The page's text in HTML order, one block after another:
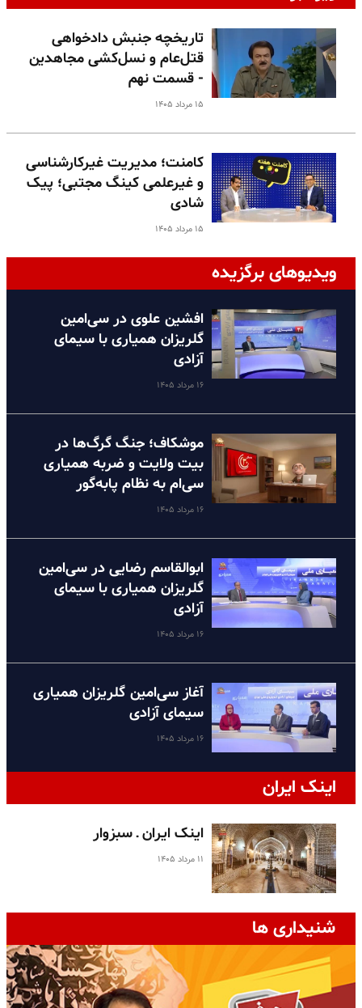
تاریخچه جنبش دادخواهی
قتل‌عام و نسل‌کشی مجاهدین
- قسمت نهم
۱۵ مرداد ۱۴۰۵
کامنت؛ مدیریت غیرکارشناسی
و غیرعلمی کینگ مجتبی؛ پیک
شادی
۱۵ مرداد ۱۴۰۵
ویدیوهای برگزیده
افشین علوی در سی‌امین
گلریزان همیاری با سیمای
آزادی
۱۶ مرداد ۱۴۰۵
موشکاف؛ جنگ گرگ‌ها در
بیت ولایت و ضربه همیاری
سی‌ام به نظام پا‌به‌گور
۱۶ مرداد ۱۴۰۵
ابوالقاسم رضایی در سی‌امین
گلریزان همیاری با سیمای
آزادی
۱۶ مرداد ۱۴۰۵
آغاز سی‌امین گلریزان همیاری
سیمای آزادی
۱۶ مرداد ۱۴۰۵
اینک ایران
اینک ایران ـ سبزوار
۱۱ مرداد ۱۴۰۵
شنیداری ها